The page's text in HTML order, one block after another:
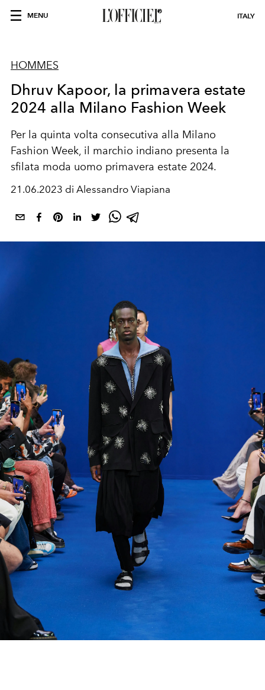
MENU ITALY
HOMMES
Dhruv Kapoor, la primavera estate
2024 alla Milano Fashion Week
Per la quinta volta consecutiva alla Milano
Fashion Week, il marchio indiano presenta la
sfilata moda uomo primavera estate 2024.
21.06.2023 di Alessandro Viapiana